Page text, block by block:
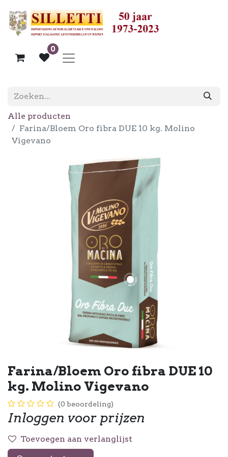
0
Alle producten
Farina/Bloem Oro fibra DUE 10 kg. Molino
Vigevano
Farina/Bloem Oro fibra DUE 10
kg. Molino Vigevano
(0 beoordeling)
Inloggen voor prijzen
Toevoegen aan verlanglijst